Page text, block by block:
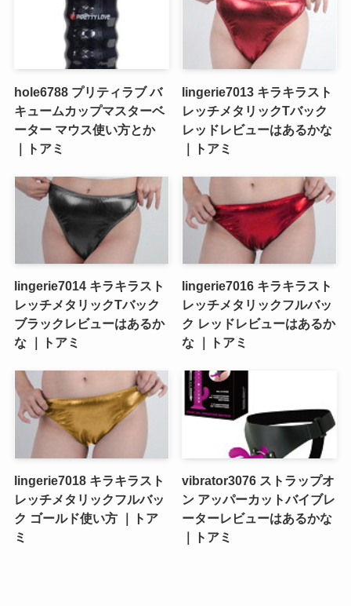
hole6788 プリティラブ バ
キュームカップマスターベ
ーター マウス使い方とか
｜トアミ
lingerie7013 キラキラスト
レッチメタリックTバック
レッドレビューはあるかな
｜トアミ
lingerie7014 キラキラスト
レッチメタリックTバック
ブラックレビューはあるか
な ｜トアミ
lingerie7016 キラキラスト
レッチメタリックフルバッ
ク レッドレビューはあるか
な ｜トアミ
lingerie7018 キラキラスト
レッチメタリックフルバッ
ク ゴールド使い方 ｜トア
ミ
vibrator3076 ストラップオ
ン アッパーカットバイブレ
ーターレビューはあるかな
｜トアミ